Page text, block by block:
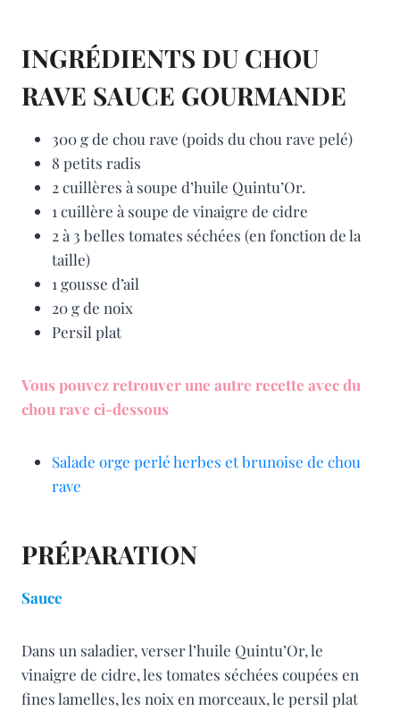
INGRÉDIENTS DU CHOU
RAVE SAUCE GOURMANDE
300 g de chou rave (poids du chou rave pelé)
8 petits radis
2 cuillères à soupe d’huile Quintu’Or.
1 cuillère à soupe de vinaigre de cidre
2 à 3 belles tomates séchées (en fonction de la
taille)
1 gousse d’ail
20 g de noix
Persil plat
Vous pouvez retrouver une autre recette avec du
chou rave ci-dessous
Salade orge perlé herbes et brunoise de chou
rave
PRÉPARATION
Sauce
Dans un saladier, verser l’huile Quintu’Or, le
vinaigre de cidre, les tomates séchées coupées en
fines lamelles, les noix en morceaux, le persil plat